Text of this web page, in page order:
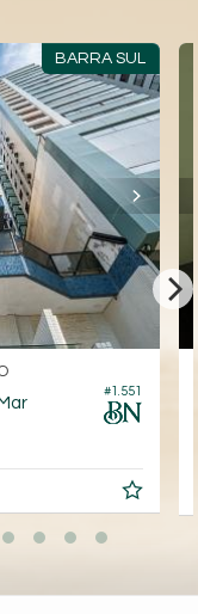
BARRA SUL
#1.551